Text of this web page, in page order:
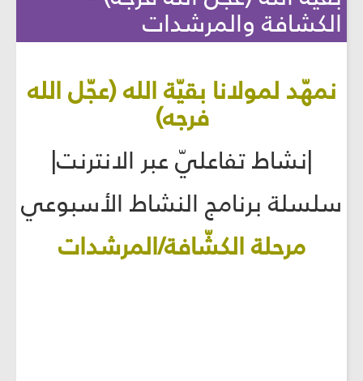
الكشافة والمرشدات
نمهّد لمولانا بقيّة الله (عجّل الله
فرجه)
|نشاط تفاعليّ عبر الانترنت|
سلسلة برنامج النشاط الأسبوعي
مرحلة الكشّافة/المرشدات